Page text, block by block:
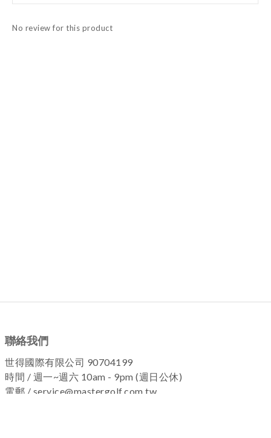
No review for this product
聯絡我們
世得國際有限公司 90704199
時間 / 週一~週六 10am - 9pm (週日公休)
電郵 / service@mastergolf.com.tw